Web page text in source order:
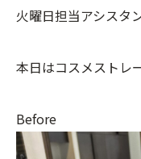
火曜日担当アシスタ
本日はコスメストレ
Before